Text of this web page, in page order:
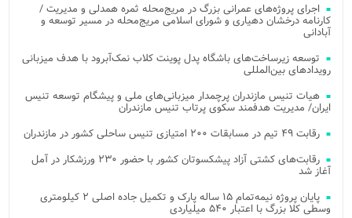
اجرای پروژه‌های عمرانی بزرگ در مریج‌محله ثمره همدلی و مدیریت /
کارنامه درخشان دهیاری و شورای اسلامی مریج‌محله در مسیر توسعه و
آبادانی
توسعه زیرساخت‌های باشگاه پدل پوینت کلاب نمک‌آبرود با هدف میزبانی
رویدادهای بین‌المللی
هیات تنیس مازندران پرچمدار میزبانی‌های ملی و پیشگام توسعه تنیس
ایران/ مدیریت هدفمند سکوی پرتاب تنیس مازندران
رقابت ۴۹ تیم در مسابقات ۲۰۰ امتیازی تنیس ساحلی کشور در مازندران
رقابت‌های کشتی آزاد پیشکسوتان کشور با حضور ۲۳۰ ورزشکار در آمل
آغاز شد
پایان پروژه نیمه‌تمام ۱۵ ساله پارک و تکمیل جاده اصلی ۲ کیلومتری
وسطی کلا بزرگ با اعتبار ۵۴۰ میلیاردی